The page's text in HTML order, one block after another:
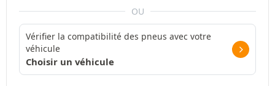
OU
Vérifier la compatibilité des pneus avec votre
véhicule
Choisir un véhicule